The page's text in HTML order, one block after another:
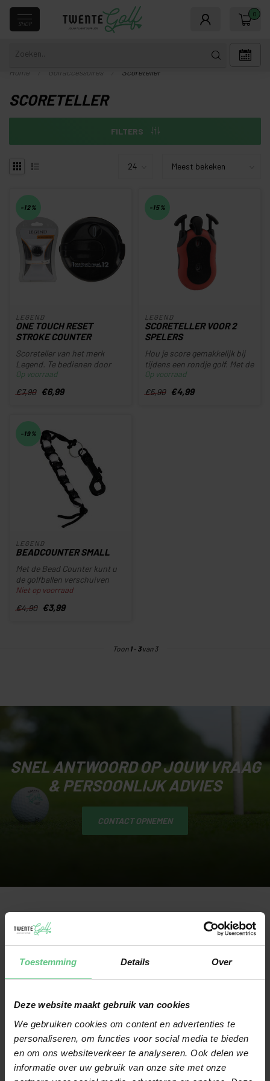
Toestemming Details Over
Deze website maakt gebruik van cookies
We gebruiken cookies om content en advertenties te
personaliseren, om functies voor social media te bieden
en om ons websiteverkeer te analyseren. Ook delen we
informatie over uw gebruik van onze site met onze
SHOP
0
Home Golfaccessoires Scoreteller
SCORETELLER
FILTERS
-12%
LEGEND
ONE TOUCH RESET
STROKE COUNTER
Scoreteller van het merk
Legend. Te bedienen door
een simpele druk op de knop.
Op voorraad
€7,90 €6,99
-15%
LEGEND
SCORETELLER VOOR 2
SPELERS
Hou je score gemakkelijk bij
tijdens een rondje golf. Met de
grote knoppen aan d...
Op voorraad
€5,90 €4,99
-19%
LEGEND
BEADCOUNTER SMALL
Met de Bead Counter kunt u
de golfballen verschuiven
waardoor u makkelijk
Niet op voorraad
€4,90 €3,99
Toon 1- 3van 3
SNEL ANTWOORD OP JOUW VRAAG
& PERSOONLIJK ADVIES
CONTACT OPNEMEN
PLAN JOUW
GRATIS
Wij hechten veel waarde
aan clubfitting. Daarom
kun je in onze winkel een
gratis clubfitting doen,